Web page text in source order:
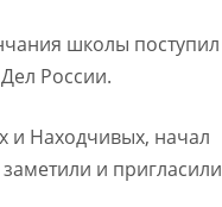
школы поступил
России.
и Находчивых, начал
и пригласили